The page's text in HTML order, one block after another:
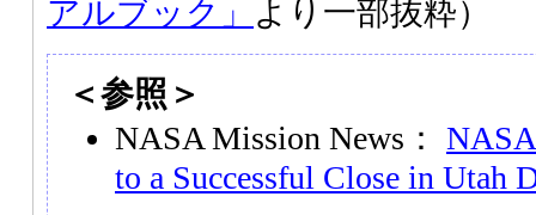
アルブック」 より一部抜粋）
＜参照＞
NASA Mission News：
to a Successful Close in Utah